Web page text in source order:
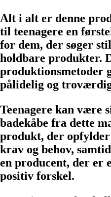
Alt i alt er denne
til teenagere en
for dem, der søger
holdbare produkter.
produktionsmetoder
pålidelig og
Teenagere kan være
badekåbe fra dette
produkt, der
krav og behov,
en producent, der er
positiv forskel.